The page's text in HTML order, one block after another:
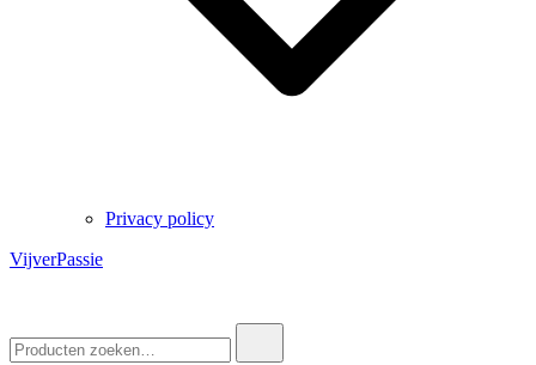
Privacy policy
VijverPassie
naar: